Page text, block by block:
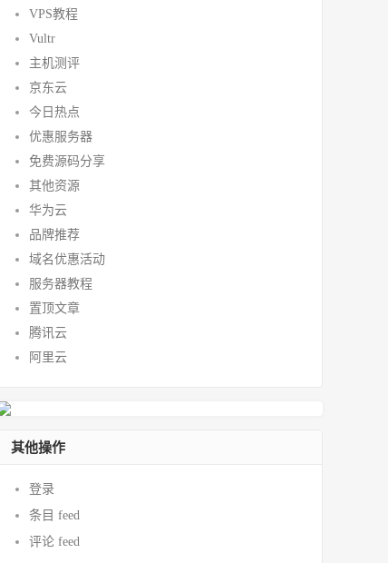
VPS教程
Vultr
主机测评
京东云
今日热点
优惠服务器
免费源码分享
其他资源
华为云
品牌推荐
域名优惠活动
服务器教程
置顶文章
腾讯云
阿里云
其他操作
登录
条目 feed
评论 feed